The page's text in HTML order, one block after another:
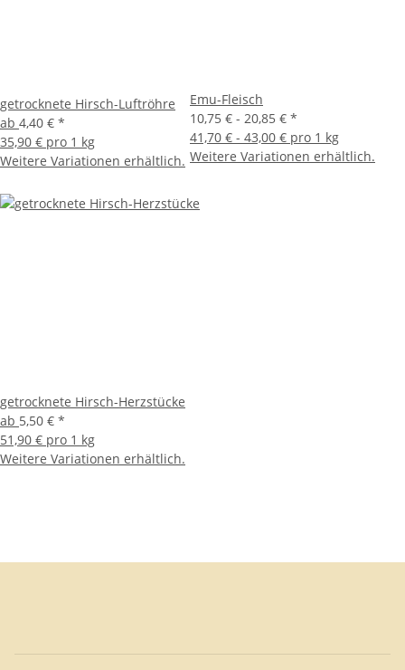
getrocknete Hirsch-Luftröhre
ab 4,40 € *
35,90 € pro 1 kg
Weitere Variationen erhältlich.
Emu-Fleisch
10,75 € - 20,85 € *
41,70 € - 43,00 € pro 1 kg
Weitere Variationen erhältlich.
getrocknete Hirsch-Herzstücke
ab 5,50 € *
51,90 € pro 1 kg
Weitere Variationen erhältlich.